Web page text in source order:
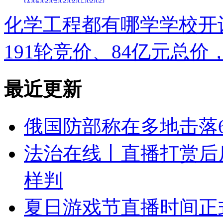
化学工程都有哪学学校开
191轮竞价、84亿元总价
最近更新
俄国防部称在多地击
法治在线丨直播打赏
样判
夏日游戏节直播时间